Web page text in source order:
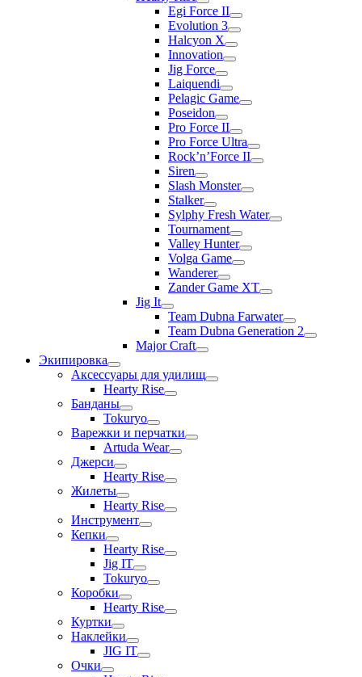
Egi Force II
Evolution 3
Halcyon X
Innovation
Jig Force
Laiquendi
Pelagic Game
Poseidon
Pro Force II
Pro Force Ultra
Rock’n’Force II
Siren
Slash Monster
Stalker
Sylphy Fresh Water
Tournament
Valley Hunter
Volga Game
Wanderer
Zander Game XT
Jig It
Team Dubna Farwater
Team Dubna Generation 2
Major Craft
Экипировка
Аксессуары для удилищ
Hearty Rise
Банданы
Tokuryo
Варежки и перчатки
Artuda Wear
Джерси
Hearty Rise
Жилеты
Hearty Rise
Инструмент
Кепки
Hearty Rise
Jig IT
Tokuryo
Коробки
Hearty Rise
Куртки
Наклейки
JIG IT
Очки